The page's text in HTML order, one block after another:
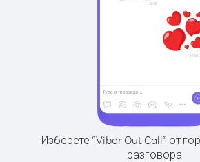
Изберете “Viber Out Call” от
разговора